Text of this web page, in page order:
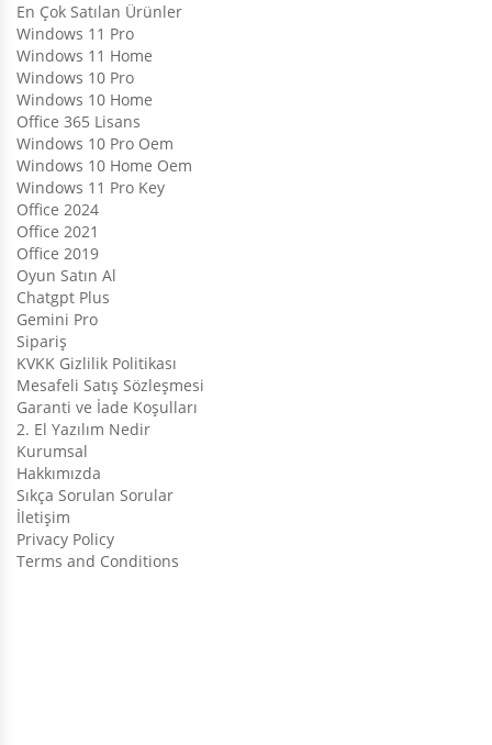
En Çok Satılan Ürünler
Windows 11 Pro
Windows 11 Home
Windows 10 Pro
Windows 10 Home
Office 365 Lisans
Windows 10 Pro Oem
Windows 10 Home Oem
Windows 11 Pro Key
Office 2024
Office 2021
Office 2019
Oyun Satın Al
Chatgpt Plus
Gemini Pro
Sipariş
KVKK Gizlilik Politikası
Mesafeli Satış Sözleşmesi
Garanti ve İade Koşulları
2. El Yazılım Nedir
Kurumsal
Hakkımızda
Sıkça Sorulan Sorular
İletişim
Privacy Policy
Terms and Conditions